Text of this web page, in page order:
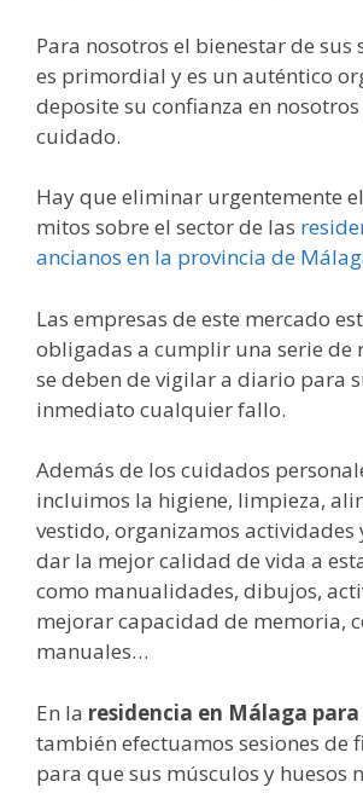
Para nosotros el bienestar de sus
es primordial y es un auténtico
deposite su confianza en
cuidado.
Hay que eliminar urgentemente
mitos sobre el sector de las
ancianos en la provincia de
Las empresas de este mercado
obligadas a cumplir una serie de
se deben de vigilar a diario para
inmediato cualquier fallo.
Además de los cuidados
incluimos la higiene, limpieza,
vestido, organizamos actividades
dar la mejor calidad de vida a
como manualidades, dibujos,
mejorar capacidad de memoria,
manuales…
En la residencia en Málaga
también efectuamos sesiones de
para que sus músculos y huesos